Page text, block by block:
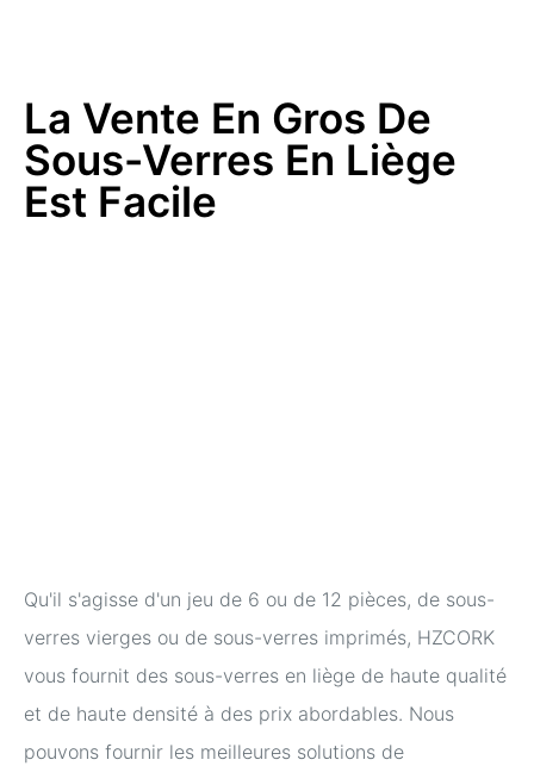
La Vente En Gros De
Sous-Verres En Liège
Est Facile
Qu'il s'agisse d'un jeu de 6 ou de 12 pièces, de sous-
verres vierges ou de sous-verres imprimés, HZCORK
vous fournit des sous-verres en liège de haute qualité
et de haute densité à des prix abordables. Nous
pouvons fournir les meilleures solutions de